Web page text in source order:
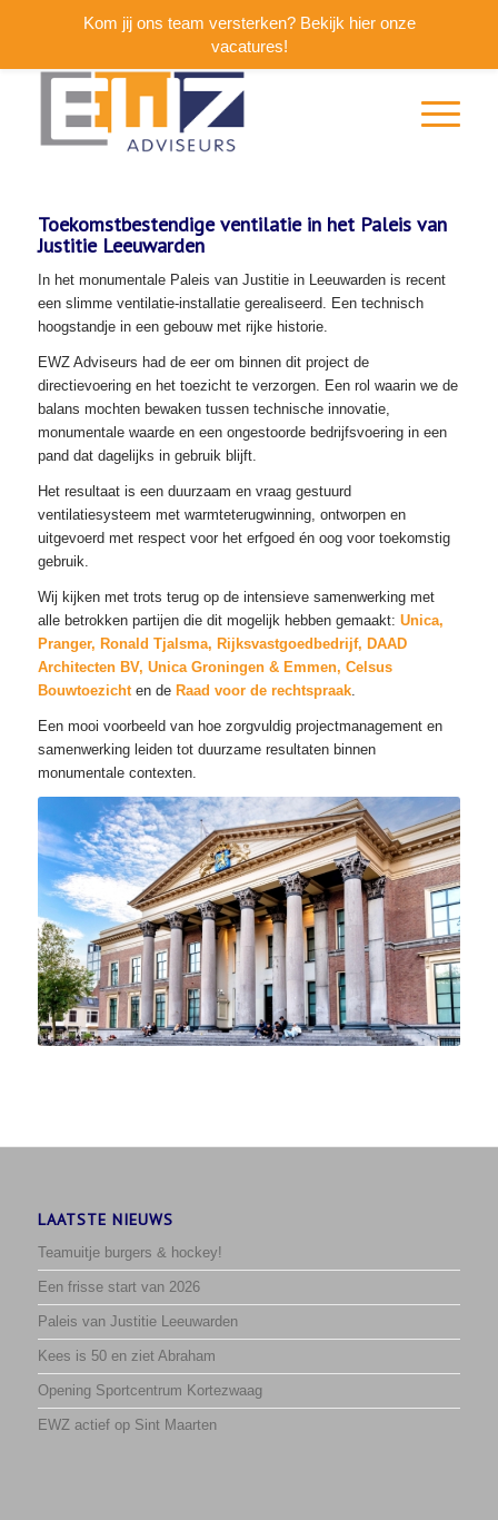
Toekomstbestendige ventilatie in het Paleis van
Justitie Leeuwarden
In het monumentale Paleis van Justitie in Leeuwarden is recent
een slimme ventilatie-installatie gerealiseerd. Een technisch
hoogstandje in een gebouw met rijke historie.
EWZ Adviseurs had de eer om binnen dit project de
directievoering en het toezicht te verzorgen. Een rol waarin we de
balans mochten bewaken tussen technische innovatie,
monumentale waarde en een ongestoorde bedrijfsvoering in een
pand dat dagelijks in gebruik blijft.
Het resultaat is een duurzaam en vraag gestuurd
ventilatiesysteem met warmteterugwinning, ontworpen en
uitgevoerd met respect voor het erfgoed én oog voor toekomstig
gebruik.
Wij kijken met trots terug op de intensieve samenwerking met
alle betrokken partijen die dit mogelijk hebben gemaakt: Unica,
Pranger, Ronald Tjalsma, Rijksvastgoedbedrijf, DAAD
Architecten BV, Unica Groningen & Emmen, Celsus
Bouwtoezichten de Raad voor de rechtspraak.
Een mooi voorbeeld van hoe zorgvuldig projectmanagement en
samenwerking leiden tot duurzame resultaten binnen
monumentale contexten.
LAATSTE NIEUWS
Teamuitje burgers & hockey!
Een frisse start van 2026
Paleis van Justitie Leeuwarden
Kees is 50 en ziet Abraham
Opening Sportcentrum Kortezwaag
EWZ actief op Sint Maarten
Kom jij ons team versterken? Bekijk hier onze
vacatures!